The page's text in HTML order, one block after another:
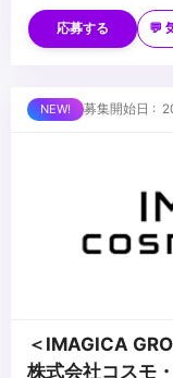
・Adobe After Effects
スキル
■求める人物像
ジャンルを極めたい人
・企画を考えるのが
応募する 💬
募集開始日 :
＜IMAGICA
株式会社コスモ